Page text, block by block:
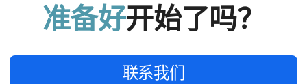
准备​好开始​了​吗？
联系​我们